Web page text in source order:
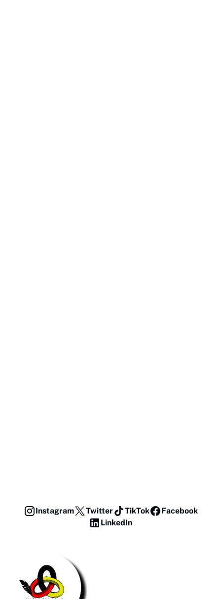
Instagram Twitter TikTok
Facebook
LinkedIn